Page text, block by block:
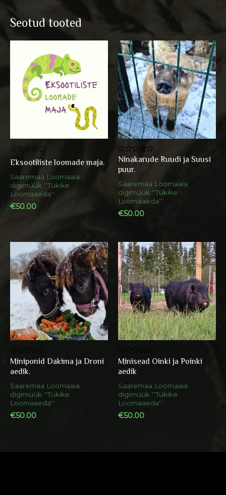
Seotud tooted
Hinnanguga
0
5
Eksootiliste loomade maja.
Saaremaa Loomaaia
digimüük ''Tükike
Loomaaeda''
€50.00
Hinnanguga
/
Ninakarude Ruudi ja Suusi
puur.
Saaremaa Loomaaia
digimüük ''Tükike
Loomaaeda''
€50.00
Hinnanguga
/
Miniponid Dakima ja Droni
aedik.
Saaremaa Loomaaia
digimüük ''Tükike
Loomaaeda''
€50.00
Hinnanguga
/
Minisead Oinki ja Poinki
aedik
Saaremaa Loomaaia
digimüük ''Tükike
Loomaaeda''
€50.00